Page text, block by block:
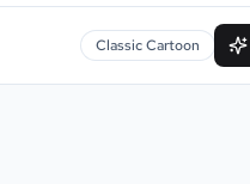
Classic Cartoon